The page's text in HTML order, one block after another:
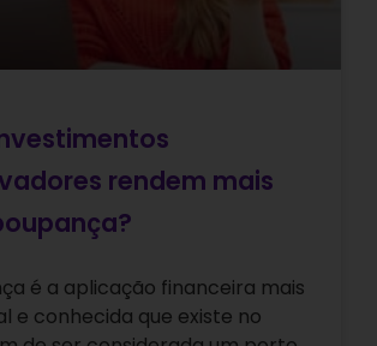
rendem mais
é a aplicação financeira mais
e conhecida que existe no